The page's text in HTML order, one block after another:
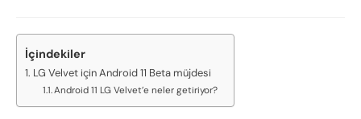
İçindekiler
LG Velvet için Android 11 Beta müjdesi
Android 11 LG Velvet’e neler getiriyor?